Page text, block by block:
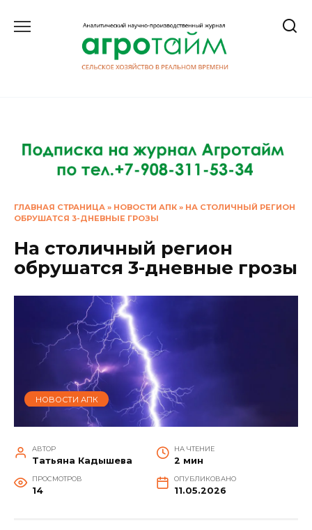
ГЛАВНАЯ СТРАНИЦА » НОВОСТИ АПК » НА СТОЛИЧНЫЙ РЕГИОН
ОБРУШАТСЯ 3-ДНЕВНЫЕ ГРОЗЫ
На столичный регион
обрушатся 3-дневные грозы
НОВОСТИ АПК
АВТОР
Татьяна Кадышева
НА ЧТЕНИЕ
2 мин
ПРОСМОТРОВ
14
ОПУБЛИКОВАНО
11.05.2026